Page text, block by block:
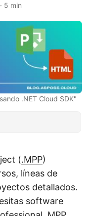
5 min
.NET Cloud SDK"
(.MPP)
líneas de
detallados.
software